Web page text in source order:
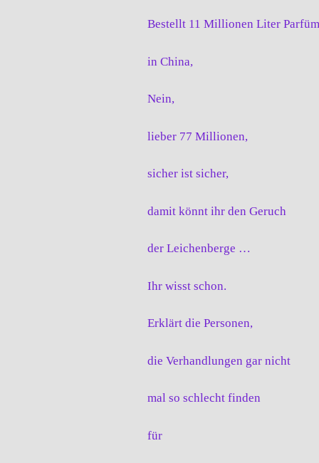
Bestellt 11 Millionen Liter Parfüm
in China,
Nein,
lieber 77 Millionen,
sicher ist sicher,
damit könnt ihr den Geruch
der Leichenberge …
Ihr wisst schon.
Erklärt die Personen,
die Verhandlungen gar nicht
mal so schlecht finden
für